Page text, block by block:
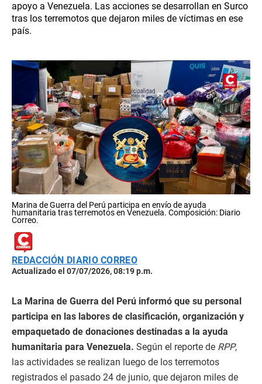
apoyo a Venezuela. Las acciones se desarrollan en Surco
tras los terremotos que dejaron miles de víctimas en ese
país.
Marina de Guerra del Perú participa en envío de ayuda
humanitaria tras terremotos en Venezuela. Composición: Diario
Correo.
REDACCIÓN DIARIO CORREO
Actualizado el 07/07/2026, 08:19 p.m.
La Marina de Guerra del Perú informó que su personal
participa en las labores de clasificación, organización y
empaquetado de donaciones destinadas a la ayuda
humanitaria para Venezuela. Según el reporte de RPP,
las actividades se realizan luego de los terremotos
registrados el pasado 24 de junio, que dejaron miles de